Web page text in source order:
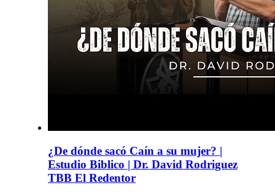
¿De dónde sacó Caín a su mujer? |
Estudio Biblico | Dr. David Rodriguez
TBB El Redentor